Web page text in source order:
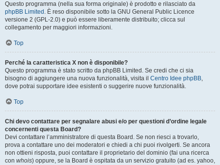
Questo programma (nella sua forma originale) è prodotto e rilasciato da
phpBB Limited . È reso disponibile sotto la GNU General Public Licence
versione 2 (GPL-2.0) e può essere liberamente distribuito; clicca sul
collegamento per maggiori informazioni.
Top
Perché la caratteristica X non è disponibile?
Questo programma è stato scritto da phpBB Limited. Se credi che ci sia
bisogno di aggiungere una nuova funzionalità, visita il Centro Idee phpBB,
dove potrai supportare idee esistenti o suggerire nuove funzionalità.
Top
Chi devo contattare per segnalare abusi e/o per questioni d’ordine legale
concernenti questa Board?
Devi contattare l’amministratore di questa Board. Se non riesci a trovarlo,
prova a contattare uno dei moderatori e chiedi a chi puoi rivolgerti. Se ancora
non ottieni risposta, puoi contattare il proprietario del dominio (fai una ricerca
con whois) oppure, se la Board è ospitata da un servizio gratuito (ad es. yahoo,